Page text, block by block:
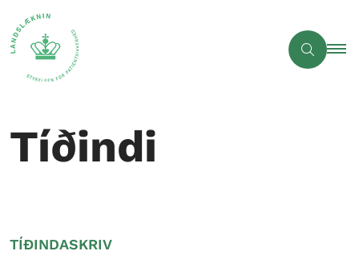
Tíðindi
TÍÐINDASKRIV